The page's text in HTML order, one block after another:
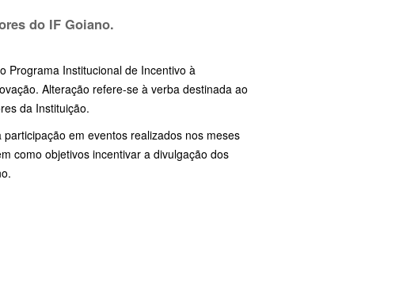
do IF Goiano.
Programa Institucional de Incentivo à
Alteração refere-se à verba destinada ao
da Instituição.
em eventos realizados nos meses
como objetivos incentivar a divulgação dos